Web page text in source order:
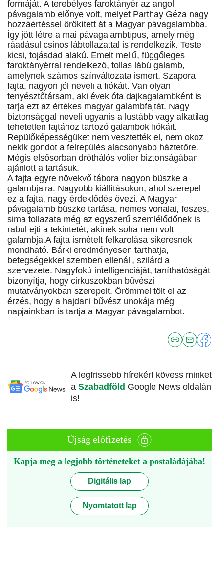
formáját. A terebélyes faroktányér az angol
pávagalamb előnye volt, melyet Parthay Géza nagy
hozzáértéssel örökített át a Magyar pávagalambba.
Így jött létre a mai pávagalambtípus, amely még
ráadásul csinos lábtollazattal is rendelkezik. Teste
kicsi, tojásdad alakú. Emelt mellű, függőleges
faroktányérral rendelkező, tollas lábú galamb,
amelynek számos színváltozata ismert. Szapora
fajta, nagyon jól neveli a fiókáit. Van olyan
tenyésztőtársam, aki évek óta dajkagalambként is
tarja ezt az értékes magyar galambfajtát. Nagy
biztonsággal neveli ugyanis a lustább vagy alkatilag
tehetetlen fajtához tartozó galambok fiókáit.
Repülőképességüket nem vesztették el, nem okoz
nekik gondot a felrepülés alacsonyabb háztetőre.
Mégis elsősorban dróthálós volier biztonságában
ajánlott a tartásuk.
A fajta egyre növekvő tábora nagyon büszke a
galambjaira. Nagyobb kiállításokon, ahol szerepel
ez a fajta, nagy érdeklődés övezi. A Magyar
pávagalamb büszke tartása, nemes vonalai, feszes,
sima tollazata még az egyszerű szemlélődőnek is
rabul ejti a tekintetét, akinek soha nem volt
galambja.A fajta ismételt felkarolása sikeresnek
mondható. Bárki eredményesen tarthatja,
betegségekkel szemben ellenáll, szilárd a
szervezete. Nagyfokú intelligenciáját, taníthatóságát
bizonyítja, hogy cirkuszokban bűvészi
mutatványokban szerepelt. Örömmel tölt el az
érzés, hogy a hajdani bűvész unokája még
napjainkban is tartja a Magyar pávagalambot.
A legfrissebb hírekért kövess minket
a Szabadföld Google News oldalán
is!
Újság előfizetés
Kapja meg a legjobb történeteket a postaládájába!
Digitális lap
Nyomtatott lap